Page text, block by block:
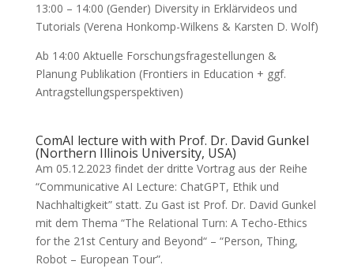
13:00 – 14:00 (Gender) Diversity in Erklärvideos und
Tutorials (Verena Honkomp-Wilkens & Karsten D. Wolf)
Ab 14:00 Aktuelle Forschungsfragestellungen &
Planung Publikation (Frontiers in Education + ggf.
Antragstellungsperspektiven)
ComAI lecture with with Prof. Dr. David Gunkel
(Northern Illinois University, USA)
Am 05.12.2023 findet der dritte Vortrag aus der Reihe
“Communicative AI Lecture: ChatGPT, Ethik und
Nachhaltigkeit” statt. Zu Gast ist Prof. Dr. David Gunkel
mit dem Thema “The Relational Turn: A Techo-Ethics
for the 21st Century and Beyond“ – “Person, Thing,
Robot – European Tour”.